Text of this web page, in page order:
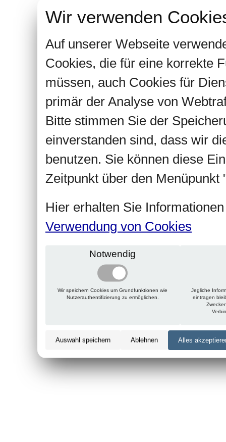
Wir verwenden
Auf unserer Webseite
Cookies, die für eine korrekte
müssen, auch Cookies für
primär der Analyse von
Bitte stimmen Sie der
einverstanden sind, dass wir
benutzen. Sie können diese
Zeitpunkt über den Menüpunkt
Hier erhalten Sie
Verwendung von Cookies
Notwendig
Wir speichern Cookies um Grundfunktionen wie
Nutzerauthentifizierung zu ermöglichen.
Jegliche
eintragen
Auswahl speichern Ablehnen Alles